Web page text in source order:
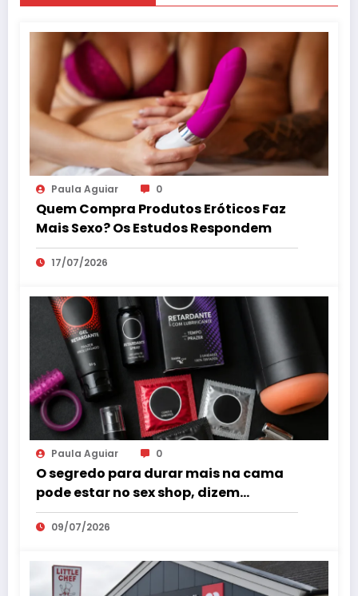
Paula Aguiar 0
Quem Compra Produtos Eróticos Faz
Mais Sexo? Os Estudos Respondem
17/07/2026
Paula Aguiar 0
O segredo para durar mais na cama
pode estar no sex shop, dizem
especialistas em saúde sexual
09/07/2026